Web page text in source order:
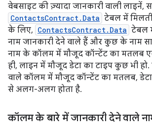
वेबसाइट की ज़्यादा जानकारी वाली लाइनें,
ContactsContract.Data टेबल में
के लिए, ContactsContract.Data टेबल
नाम जानकारी देने वाले हैं और कुछ के नाम
नाम के कॉलम में मौजूद कॉन्टेंट का मतलब
ही, लाइन में मौजूद डेटा का टाइप कुछ भी हो.
वाले कॉलम में मौजूद कॉन्टेंट का मतलब,
से अलग-अलग होता है.
कॉलम के बारे में जानकारी देने वाले